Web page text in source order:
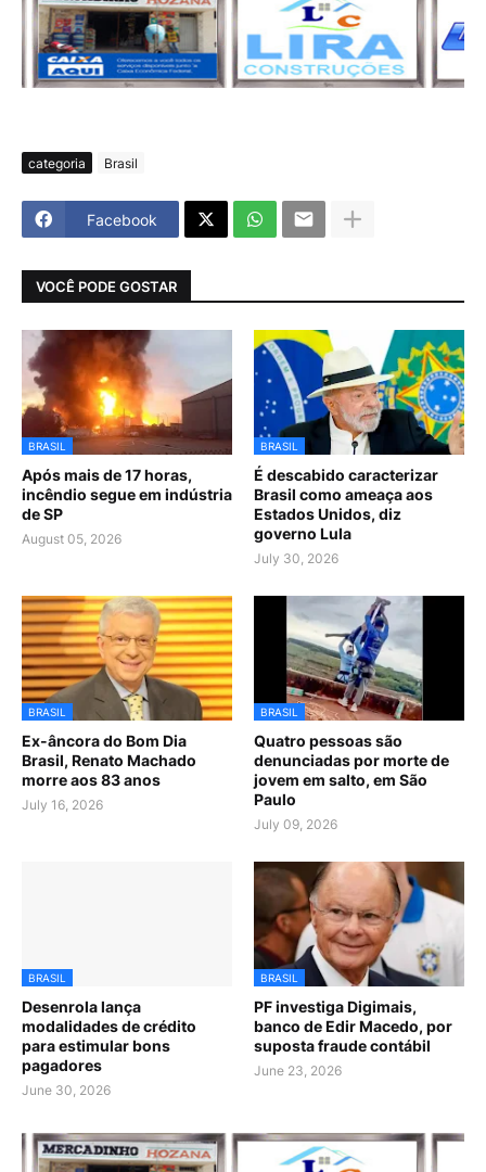
categoria Brasil
Facebook
VOCÊ PODE GOSTAR
BRASIL
Após mais de 17 horas,
incêndio segue em indústria
de SP
August 05, 2026
BRASIL
É descabido caracterizar
Brasil como ameaça aos
Estados Unidos, diz
governo Lula
July 30, 2026
BRASIL
Ex-âncora do Bom Dia
Brasil, Renato Machado
morre aos 83 anos
July 16, 2026
BRASIL
Quatro pessoas são
denunciadas por morte de
jovem em salto, em São
Paulo
July 09, 2026
BRASIL
Desenrola lança
modalidades de crédito
para estimular bons
pagadores
June 30, 2026
BRASIL
PF investiga Digimais,
banco de Edir Macedo, por
suposta fraude contábil
June 23, 2026